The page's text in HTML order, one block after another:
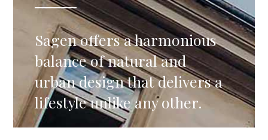
Sagen offers a harmonious
balance of natural and
urban design that delivers a
lifestyle unlike any other.